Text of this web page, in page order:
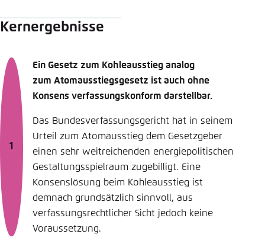
Kernergebnisse
Ein Gesetz zum Kohleausstieg analog
zum Atom­ausstiegsgesetz ist auch ohne
Konsens verfas­sungskonform darstellbar.
Das Bundesverfas­sungsgericht hat in seinem
Urteil zum Atom­ausstieg dem Gesetzgeber
einen sehr weit­reichenden energiepolitischen
Gestaltungsspielraum zugebilligt. Eine
Konsenslösung beim Kohleausstieg ist
demnach grundsätzlich sinnvoll, aus
verfassungsrecht­licher Sicht jedoch keine
Voraussetzung.